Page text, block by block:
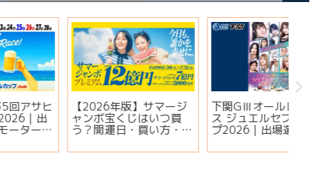
下関GⅢオールレディー
ス ジュエルセブンカッ
プ2026｜出場選手・注
報まとめ
宝くじを買う時間は関係
ある？朝・昼・夜で当た
りやすい時間帯と金運ジ